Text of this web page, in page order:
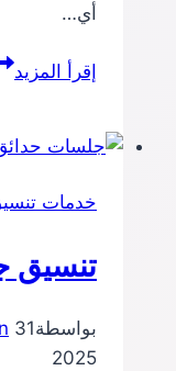
أي…
إقرأ المزيد
خدمات
تنسيق
بواسطة31 ديسمبر، 2021
2025